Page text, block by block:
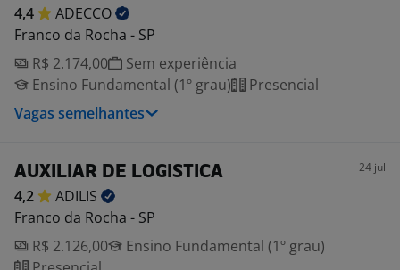
4,4
ADECCO
Franco da Rocha - SP
R$ 2.174,00
Sem experiência
Ensino Fundamental (1º grau)
Presencial
Vagas semelhantes
AUXILIAR DE LOGISTICA 24 jul
4,2
ADILIS
Franco da Rocha - SP
R$ 2.126,00
Ensino Fundamental (1º grau)